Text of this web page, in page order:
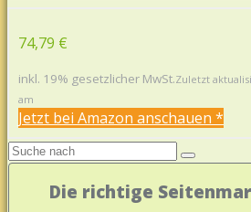
74,79 €
inkl. 19% gesetzlicher MwSt.Zuletzt
am
Jetzt bei Amazon anschauen *
Die richtige